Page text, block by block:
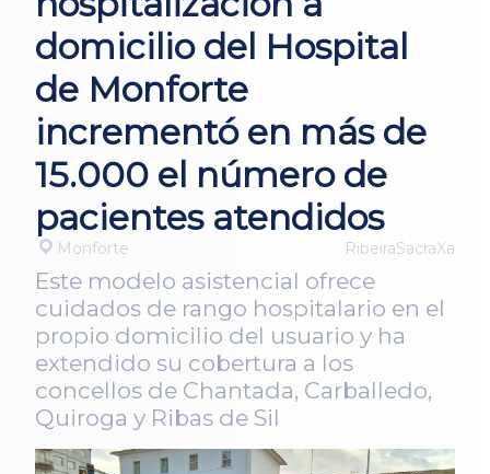
domicilio del Hospital
de Monforte
incrementó en más de
15.000 el número de
pacientes atendidos
Monforte RibeiraSacraXa
Este modelo asistencial ofrece
cuidados de rango hospitalario en el
propio domicilio del usuario y ha
extendido su cobertura a los
concellos de Chantada, Carballedo,
Quiroga y Ribas de Sil